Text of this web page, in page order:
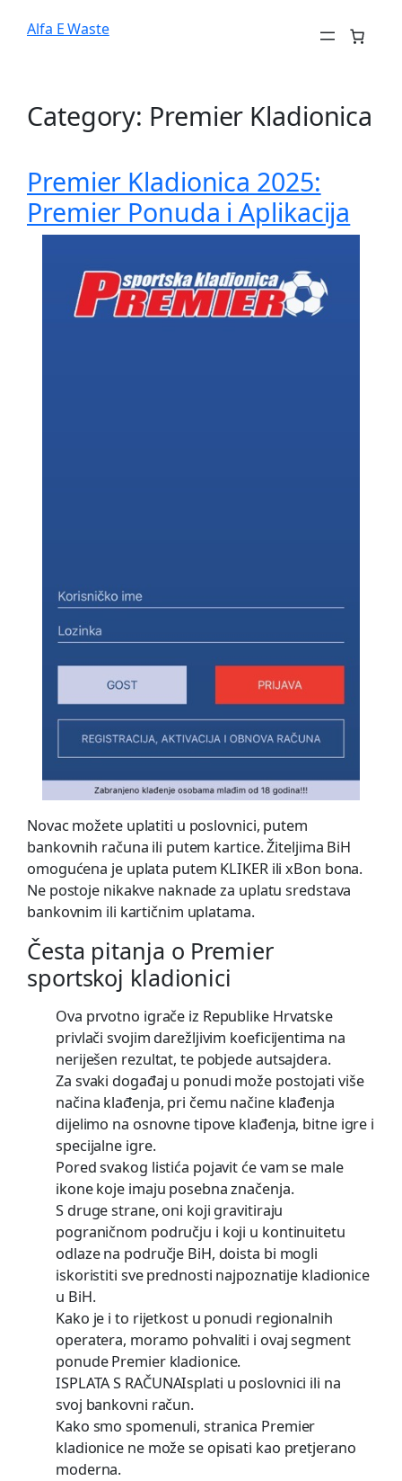
Alfa E Waste
Category: Premier Kladionica
Premier Kladionica 2025:
Premier Ponuda i Aplikacija
Novac možete uplatiti u poslovnici, putem
bankovnih računa ili putem kartice. Žiteljima BiH
omogućena je uplata putem KLIKER ili xBon bona.
Ne postoje nikakve naknade za uplatu sredstava
bankovnim ili kartičnim uplatama.
Česta pitanja o Premier
sportskoj kladionici
Ova prvotno igrače iz Republike Hrvatske
privlači svojim darežljivim koeficijentima na
neriješen rezultat, te pobjede autsajdera.
Za svaki događaj u ponudi može postojati više
načina klađenja, pri čemu načine klađenja
dijelimo na osnovne tipove klađenja, bitne igre i
specijalne igre.
Pored svakog listića pojavit će vam se male
ikone koje imaju posebna značenja.
S druge strane, oni koji gravitiraju
pograničnom području i koji u kontinuitetu
odlaze na područje BiH, doista bi mogli
iskoristiti sve prednosti najpoznatije kladionice
u BiH.
Kako je i to rijetkost u ponudi regionalnih
operatera, moramo pohvaliti i ovaj segment
ponude Premier kladionice.
ISPLATA S RAČUNAIsplati u poslovnici ili na
svoj bankovni račun.
Kako smo spomenuli, stranica Premier
kladionice ne može se opisati kao pretjerano
moderna.